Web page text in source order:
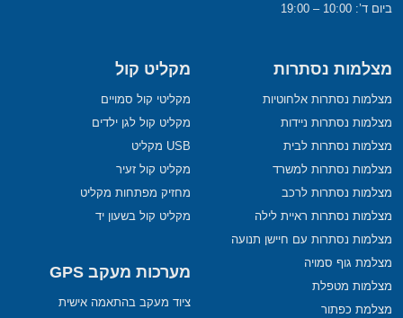
ביום ד’: 10:00 – 19:00
מצלמות נסתרות
מצלמות נסתרות אלחוטיות
מצלמות נסתרות ניידות
מצלמות נסתרות לבית
מצלמות נסתרות למשרד
מצלמות נסתרות לרכב
מצלמות נסתרות ראיית לילה
מצלמות נסתרות עם חיישן תנועה
מצלמת גוף סמויה
מצלמות מטפלת
מצלמת כפתור
מקליט קול
מקליטי קול סמויים
מקליט קול לגן ילדים
USB מקליט
מקליט קול זעיר
מחזיק מפתחות מקליט
מקליט קול בשעון יד
מערכות מעקב GPS
ציוד מעקב בהתאמה אישית